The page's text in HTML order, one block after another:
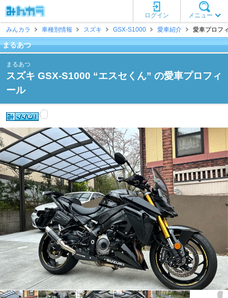
メニュー
ログイン
みんカラ
車種別情報 スズキ GSX-S1000 愛車紹介 愛車プロフ
まるあつ
まるあつ
スズキ GSX-S1000 “エスセくん” の愛車プロフィ
ール